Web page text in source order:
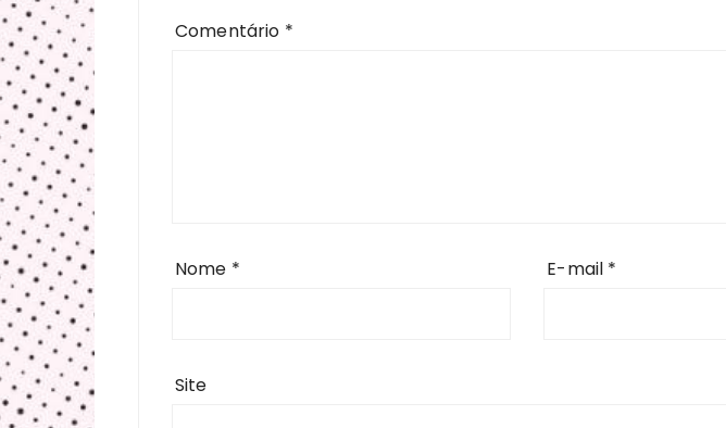
Comentário *
Nome * E-mail *
Site